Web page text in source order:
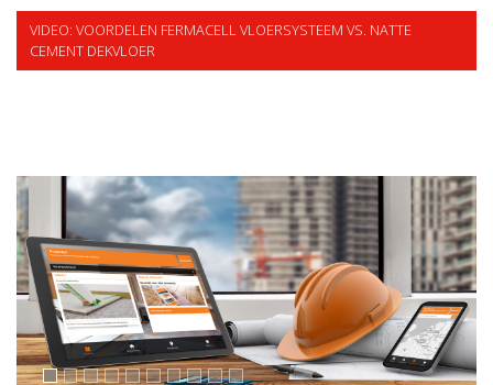
VIDEO: VOORDELEN FERMACELL VLOERSYSTEEM VS. NATTE
CEMENT DEKVLOER